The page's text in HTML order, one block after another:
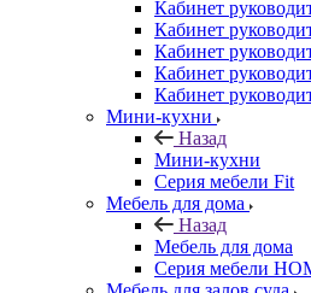
Кабинет
Кабинет
Кабинет
Кабинет
Кабинет
Мини-кухни
Назад
Мини-кухни
Серия мебели Fit
Мебель для дома
Назад
Мебель для дома
Серия мебели